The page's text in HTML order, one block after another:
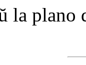
la plano